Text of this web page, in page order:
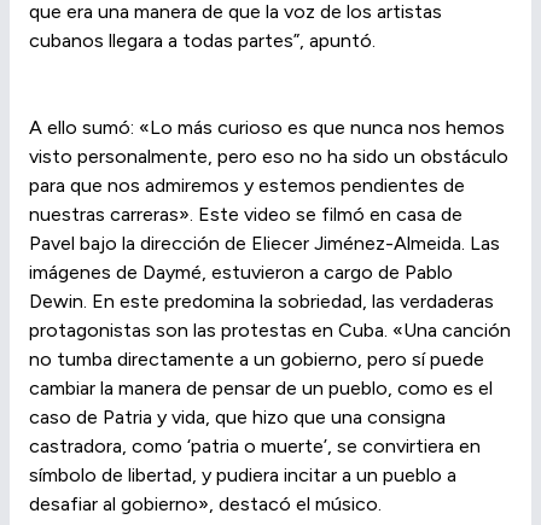
que era una manera de que la voz de los artistas
cubanos llegara a todas partes”, apuntó.
A ello sumó: «Lo más curioso es que nunca nos hemos
visto personalmente, pero eso no ha sido un obstáculo
para que nos admiremos y estemos pendientes de
nuestras carreras». Este video se filmó en casa de
Pavel bajo la dirección de Eliecer Jiménez-Almeida. Las
imágenes de Daymé, estuvieron a cargo de Pablo
Dewin. En este predomina la sobriedad, las verdaderas
protagonistas son las protestas en Cuba. «Una canción
no tumba directamente a un gobierno, pero sí puede
cambiar la manera de pensar de un pueblo, como es el
caso de Patria y vida, que hizo que una consigna
castradora, como ‘patria o muerte’, se convirtiera en
símbolo de libertad, y pudiera incitar a un pueblo a
desafiar al gobierno», destacó el músico.